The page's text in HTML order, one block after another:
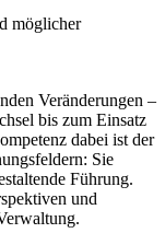
möglicher
Veränderungen –
bis zum Einsatz
dabei ist der
Sie
Führung.
und